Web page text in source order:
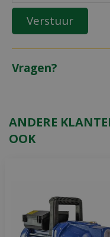
Vragen?
ANDERE
OOK